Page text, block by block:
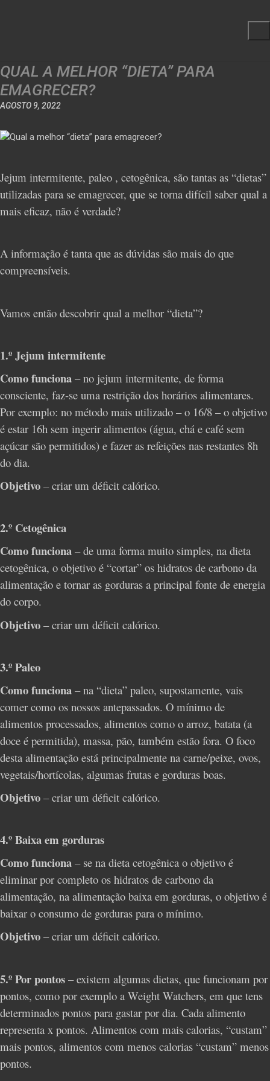
QUAL A MELHOR “DIETA” PARA
EMAGRECER?
AGOSTO 9, 2022
Jejum intermitente, paleo , cetogênica, são tantas as “dietas”
utilizadas para se emagrecer, que se torna difícil saber qual a
mais eficaz, não é verdade?
A informação é tanta que as dúvidas são mais do que
compreensíveis.
Vamos então descobrir qual a melhor “dieta”?
1.º Jejum intermitente
Como funciona – no jejum intermitente, de forma
consciente, faz-se uma restrição dos horários alimentares.
Por exemplo: no método mais utilizado – o 16/8 – o objetivo
é estar 16h sem ingerir alimentos (água, chá e café sem
açúcar são permitidos) e fazer as refeições nas restantes 8h
do dia.
Objetivo – criar um déficit calórico.
2.º Cetogênica
Como funciona – de uma forma muito simples, na dieta
cetogênica, o objetivo é “cortar” os hidratos de carbono da
alimentação e tornar as gorduras a principal fonte de energia
do corpo.
Objetivo – criar um déficit calórico.
3.º Paleo
Como funciona – na “dieta” paleo, supostamente, vais
comer como os nossos antepassados. O mínimo de
alimentos processados, alimentos como o arroz, batata (a
doce é permitida), massa, pão, também estão fora. O foco
desta alimentação está principalmente na carne/peixe, ovos,
vegetais/hortícolas, algumas frutas e gorduras boas.
Objetivo – criar um déficit calórico.
4.º Baixa em gorduras
Como funciona – se na dieta cetogênica o objetivo é
eliminar por completo os hidratos de carbono da
alimentação, na alimentação baixa em gorduras, o objetivo é
baixar o consumo de gorduras para o mínimo.
Objetivo – criar um déficit calórico.
5.º Por pontos – existem algumas dietas, que funcionam por
pontos, como por exemplo a Weight Watchers, em que tens
determinados pontos para gastar por dia. Cada alimento
representa x pontos. Alimentos com mais calorias, “custam”
mais pontos, alimentos com menos calorias “custam” menos
pontos.